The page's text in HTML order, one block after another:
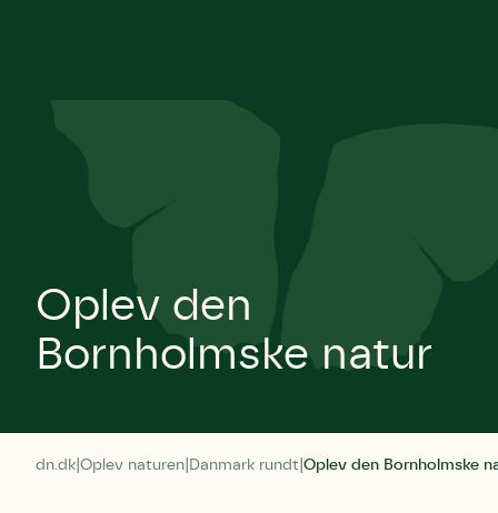
Oplev den
Bornholmske natur
dn.dk Oplev naturen Danmark rundt Oplev den Bornholmske